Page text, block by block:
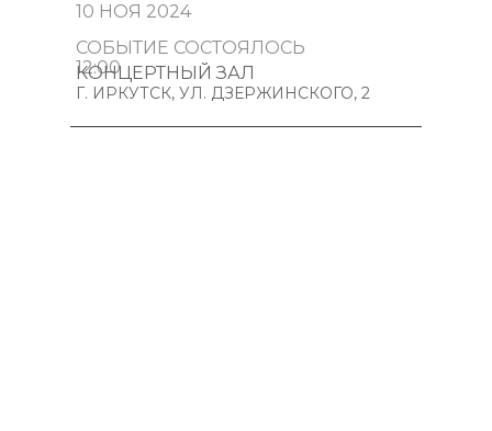
10 НОЯ 2024
СОБЫТИЕ СОСТОЯЛОСЬ
12:00
КОНЦЕРТНЫЙ ЗАЛ
Г. ИРКУТСК, УЛ. ДЗЕРЖИНСКОГО, 2